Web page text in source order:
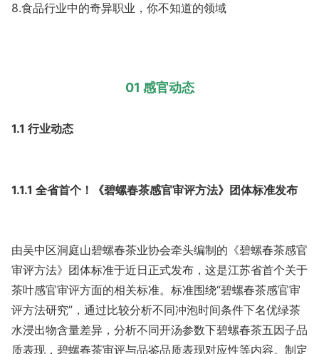
8.食品行业中的奇异职业，你不知道的领域
01 感官动态
1.1 行业动态
1.1.1 全省首个！《碧螺春茶感官审评方法》团体标准发布
由吴中区洞庭山碧螺春茶业协会牵头编制的《碧螺春茶感官
审评方法》团体标准于近日正式发布，这是江苏省首个关于
茶叶感官审评方面的相关标准。标准围绕“碧螺春茶感官审
评方法研究”，通过比较分析不同冲泡时间条件下名优绿茶
水浸出物含量差异，分析不同开汤参数下碧螺春茶五因子品
质表现，碧螺春茶审评与品鉴品质表现对应性等内容。制定